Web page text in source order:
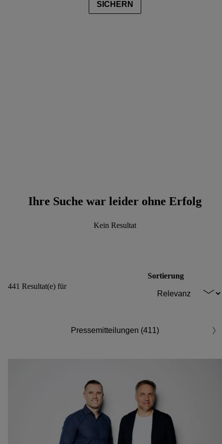
SICHERN
Ihre Suche war leider ohne Erfolg
Kein Resultat
441 Resultat(e) für
Sortierung
Pressemitteilungen (411)